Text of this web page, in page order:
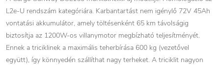
L2e-U rendszám kategóriára. Karbantartást nem igénylő 72V 45Ah
vontatási akkumulátor, amely töltésenként 65 km távolságig
biztosítja az 1200W-os villanymotor megbízható teljesítményét.
Ennek a triciklinek a maximális teherbírása 600 kg (vezetővel
együtt), így könnyedén szállíthat nagy terheket. A triciklit nagyon